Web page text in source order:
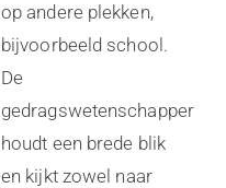
op andere plekken,
bijvoorbeeld school.
De
gedragswetenschapper
houdt een brede blik
en kijkt zowel naar